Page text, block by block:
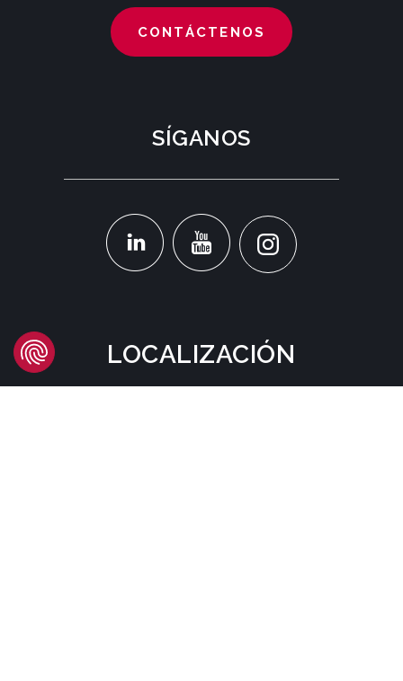
LOCALIZACIÓN
CONTÁCTENOS
SÍGANOS